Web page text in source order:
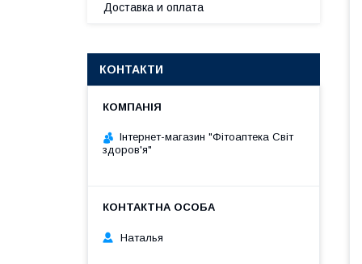
Доставка и оплата
КОНТАКТИ
Інтернет-магазин "Фітоаптека Світ
здоров'я"
Наталья